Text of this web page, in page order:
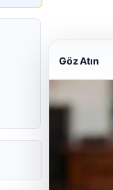
Göz Atın